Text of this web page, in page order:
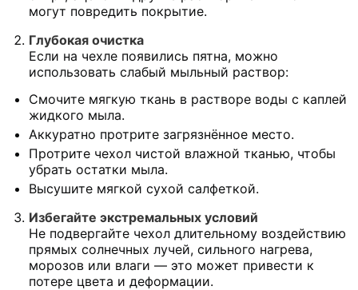
могут повредить покрытие.
Глубокая очистка
Если на чехле появились пятна, можно
использовать слабый мыльный раствор:
Смочите мягкую ткань в растворе воды с каплей
жидкого мыла.
Аккуратно протрите загрязнённое место.
Протрите чехол чистой влажной тканью, чтобы
убрать остатки мыла.
Высушите мягкой сухой салфеткой.
Избегайте экстремальных условий
Не подвергайте чехол длительному воздействию
прямых солнечных лучей, сильного нагрева,
морозов или влаги — это может привести к
потере цвета и деформации.